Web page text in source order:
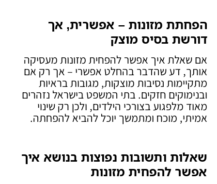
הפחתת מזונות – אפשרית, אך
דורשת בסיס מוצק
אם שאלת איך אפשר להפחית מזונות מעסיקה
אותך, דע שהדבר בהחלט אפשרי – אך רק אם
מתקיימות נסיבות מוצקות, מגובות בראיות
ובנימוקים חזקים. בתי המשפט בישראל נזהרים
מאוד מלפגוע בצורכי הילדים, ולכן רק שינוי
אמיתי, מוכח ומתמשך יוכל להביא להפחתה.
שאלות ותשובות נפוצות בנושא איך
אפשר להפחית מזונות